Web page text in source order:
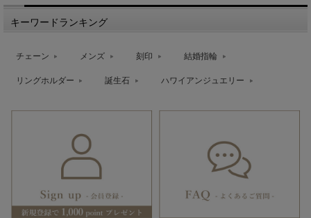
キーワードランキング
チェーン メンズ 刻印 結婚指輪
リングホルダー 誕生石 ハワイアンジュエリー